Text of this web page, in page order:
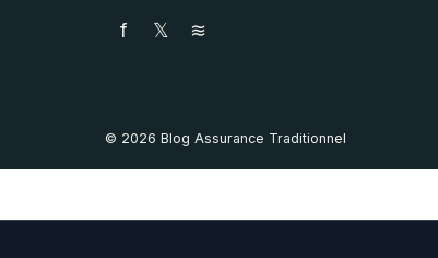
f 𝕏 ≋
© 2026 Blog Assurance Traditionnel